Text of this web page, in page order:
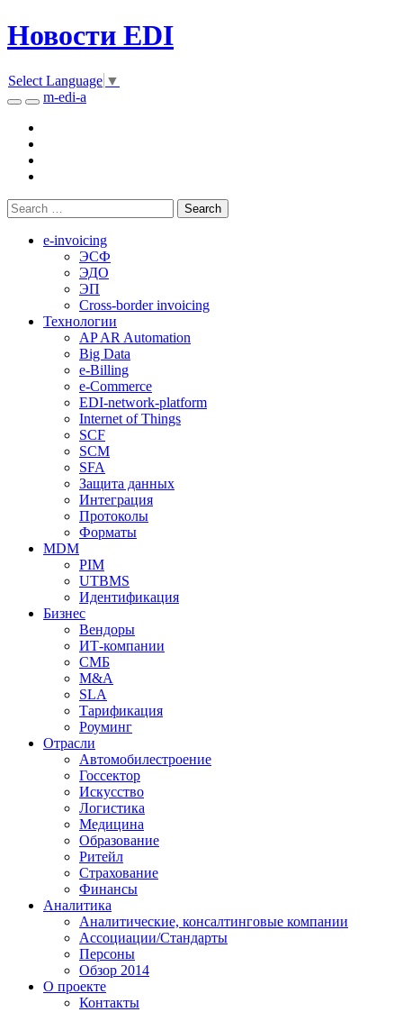
Новости EDI
Select Language ▼
m-edi-a
e-invoicing
ЭСФ
ЭДО
ЭП
Cross-border invoicing
Технологии
AP AR Automation
Big Data
e-Billing
e-Commerce
EDI-network-platform
Internet of Things
SCF
SCM
SFA
Защита данных
Интеграция
Протоколы
Форматы
MDM
PIM
UTBMS
Идентификация
Бизнес
Вендоры
ИТ-компании
СМБ
M&A
SLA
Тарификация
Роуминг
Отрасли
Автомобилестроение
Госсектор
Искусство
Логистика
Медицина
Образование
Ритейл
Страхование
Финансы
Аналитика
Аналитические, консалтинговые компании
Ассоциации/Стандарты
Персоны
Обзор 2014
О проекте
Контакты